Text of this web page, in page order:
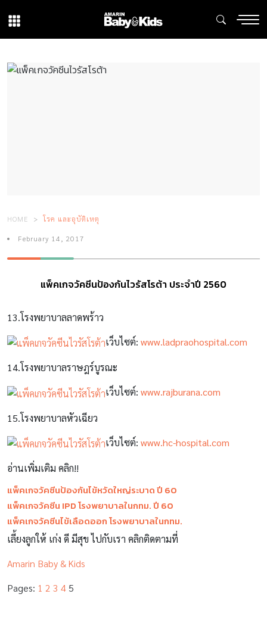
HOME โรค และอุบัติเหตุ
February 14, 2017
แพ็คเกจวัคซีนป้องกันไวรัสโรต้า ประจำปี 2560
13.โรงพยาบาลลาดพร้าว
เว็บไซต์: www.ladpraohospital.com
14.โรงพยาบาลราษฎร์บูรณะ
เว็บไซต์: www.rajburana.com
15.โรงพยาบาลหัวเฉียว
เว็บไซต์: www.hc-hospital.com
อ่านเพิ่มเติม คลิก!!
แพ็คเกจวัคซีนป้องกันไข้หวัดใหญ่ระบาด ปี 60
แพ็คเกจวัคซีน IPD โรงพยาบาลในกทม. ปี 60
แพ็คเกจวัคซีนไข้เลือดออก โรงพยาบาลในกทม.
เลี้ยงลูกให้ เก่ง ดี มีสุข ไปกับเรา คลิกติดตามที่
Amarin Baby & Kids
Pages: 1 2 3 4 5